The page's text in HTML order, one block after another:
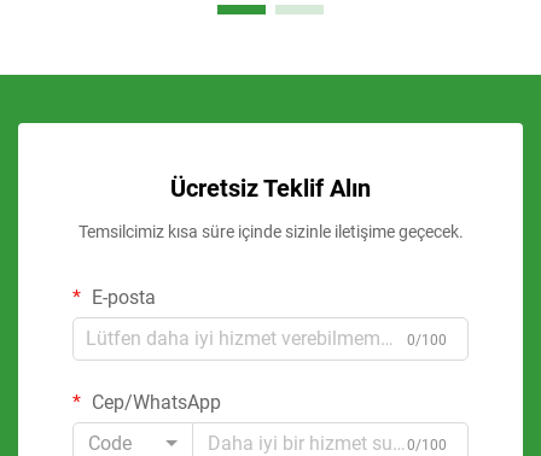
Ücretsiz Teklif Alın
Temsilcimiz kısa süre içinde sizinle iletişime geçecek.
E-posta
0/100
Cep/WhatsApp
Code
0/100